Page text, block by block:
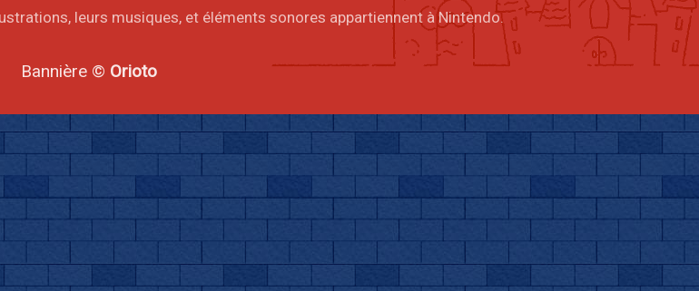
leurs musiques, et éléments sonores appartiennent à Nintendo.
Bannière © Orioto